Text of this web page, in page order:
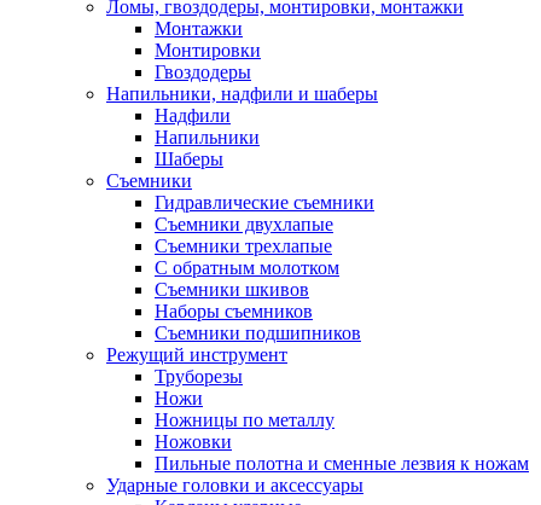
Ломы, гвоздодеры, монтировки, монтажки
Монтажки
Монтировки
Гвоздодеры
Напильники, надфили и шаберы
Надфили
Напильники
Шаберы
Съемники
Гидравлические съемники
Съемники двухлапые
Съемники трехлапые
С обратным молотком
Съемники шкивов
Наборы съемников
Съемники подшипников
Режущий инструмент
Труборезы
Ножи
Ножницы по металлу
Ножовки
Пильные полотна и сменные лезвия к ножам
Ударные головки и аксессуары